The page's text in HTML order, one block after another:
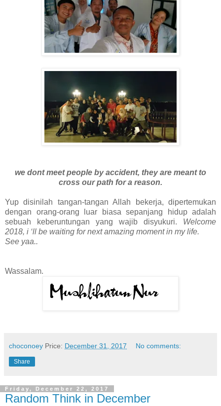
we dont meet people by accident, they are meant to
cross our path for a reason.
Yup disinilah tangan-tangan Allah bekerja, dipertemukan
dengan orang-orang luar biasa sepanjang hidup adalah
sebuah keberuntungan yang wajib disyukuri. Welcome
2018, i ‘ll be waiting for next amazing moment in my life.
See yaa..
Wassalam.
choconoey Price: December 31, 2017 No comments:
Share
Friday, December 22, 2017
Random Think in December